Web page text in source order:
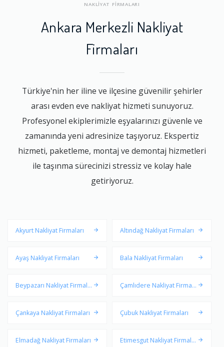
NAKLİYAT FİRMALARI
Ankara Merkezli Nakliyat
Firmaları
Türkiye'nin her iline ve ilçesine güvenilir şehirler
arası evden eve nakliyat hizmeti sunuyoruz.
Profesyonel ekiplerimizle eşyalarınızı güvenle ve
zamanında yeni adresinize taşıyoruz. Ekspertiz
hizmeti, paketleme, montaj ve demontaj hizmetleri
ile taşınma sürecinizi stressiz ve kolay hale
getiriyoruz.
Akyurt Nakliyat Firmaları Altındağ Nakliyat Firmaları
Ayaş Nakliyat Firmaları Bala Nakliyat Firmaları
Beypazarı Nakliyat Firmala
Çamlıdere Nakliyat Firmala
Çankaya Nakliyat Firmaları
Çubuk Nakliyat Firmaları
Elmadağ Nakliyat Firmaları
Etimesgut Nakliyat Firmalar